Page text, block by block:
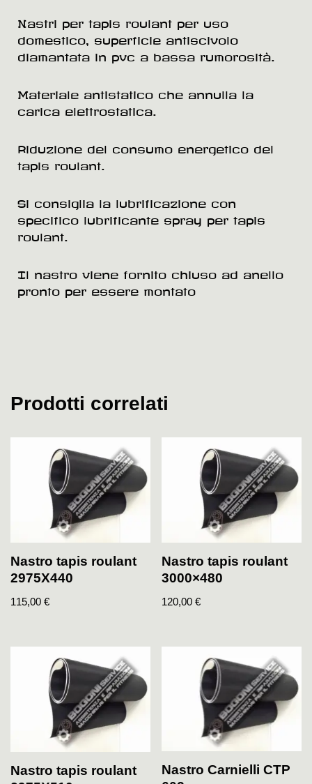
Nastri per tapis roulant per uso
domestico, superficie antiscivolo
diamantata in pvc a bassa rumorosità.
Materiale antistatico che annulla la
carica elettrostatica.
Riduzione del consumo energetico del
tapis roulant.
Si consiglia la lubrificazione con
specifico lubrificante spray per tapis
roulant.
Il nastro viene fornito chiuso ad anello
pronto per essere montato
Prodotti correlati
Nastro tapis roulant
2975X440
115,00 €
Nastro tapis roulant
3000×480
120,00€
Nastro tapis roulant
Nastro Carnielli CTP